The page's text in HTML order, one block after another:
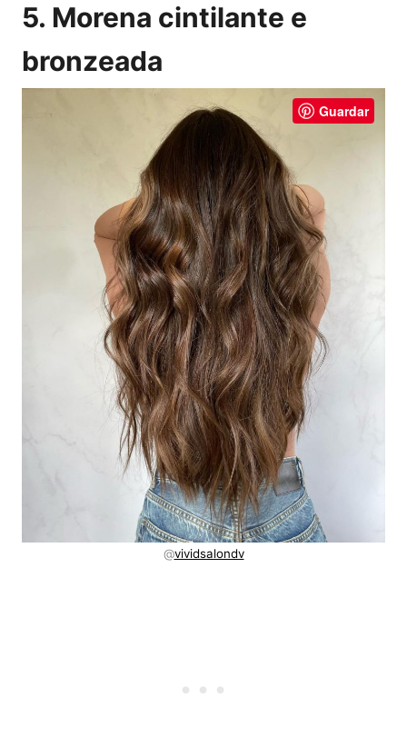
5. Morena cintilante e
bronzeada
Guardar
@vividsalondv